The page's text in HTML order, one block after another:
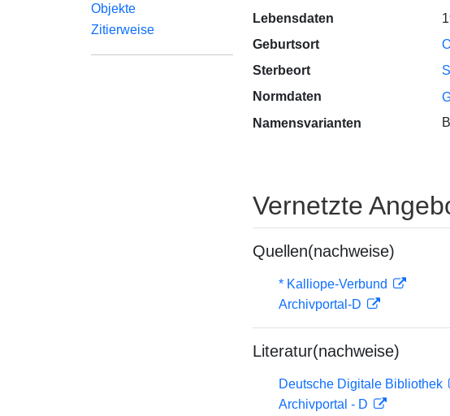
Objekte
Zitierweise
Lebensdaten
Geburtsort
Sterbeort
Normdaten
Namensvarianten
Vernetzte
Quellen(nachweise)
* Kalliope-Verbund
Archivportal-D
Literatur(nachweise)
Deutsche Digitale Bibliothek
Archivportal - D